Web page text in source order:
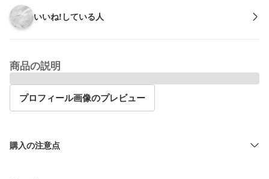
いいね!している人
商品の説明
プロフィール画像のプレビュー
購入の注意点